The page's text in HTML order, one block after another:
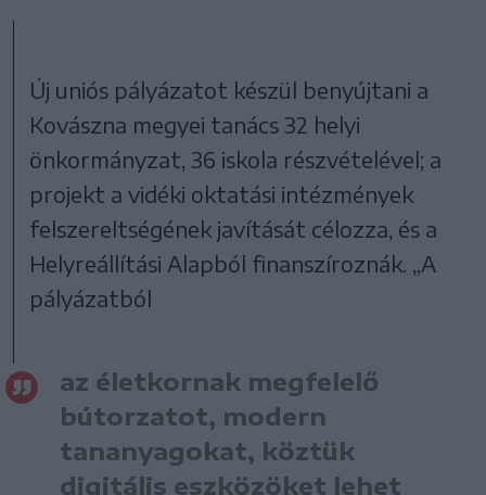
Új uniós pályázatot készül benyújtani a
Kovászna megyei tanács 32 helyi
önkormányzat, 36 iskola részvételével; a
projekt a vidéki oktatási intézmények
felszereltségének javítását célozza, és a
Helyreállítási Alapból finanszíroznák. „A
pályázatból
az életkornak megfelelő
bútorzatot, modern
tananyagokat, köztük
digitális eszközöket lehet